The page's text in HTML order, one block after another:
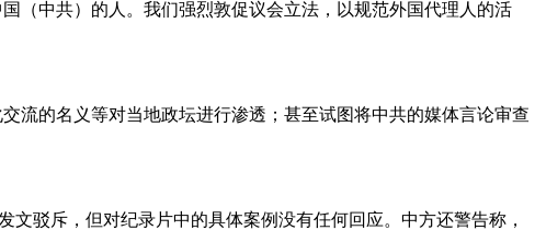
（中共）的人。我们强烈敦促议会立法，以规范外国代理人的活
流的名义等对当地政坛进行渗透；甚至试图将中共的媒体言论审查
文驳斥，但对纪录片中的具体案例没有任何回应。中方还警告称，